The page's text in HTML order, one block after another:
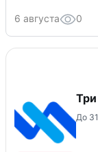
6 августа 0
Три
До